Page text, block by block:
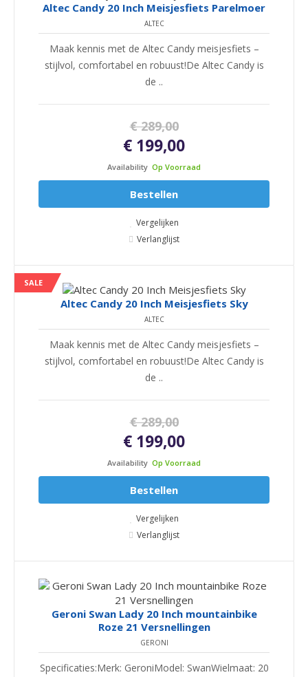
Altec Candy 20 Inch Meisjesfiets Parelmoer
ALTEC
Maak kennis met de Altec Candy meisjesfiets –
stijlvol, comfortabel en robuust!De Altec Candy is
de ..
€ 289,00
€ 199,00
Availability Op Voorraad
Bestellen
Vergelijken
Verlanglijst
SALE
Altec Candy 20 Inch Meisjesfiets Sky
ALTEC
Maak kennis met de Altec Candy meisjesfiets –
stijlvol, comfortabel en robuust!De Altec Candy is
de ..
€ 289,00
€ 199,00
Availability Op Voorraad
Bestellen
Vergelijken
Verlanglijst
Geroni Swan Lady 20 Inch mountainbike
Roze 21 Versnellingen
GERONI
Specificaties:Merk: GeroniModel: SwanWielmaat: 20